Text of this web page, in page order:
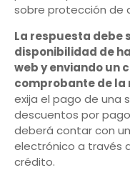
sobre protección de
La respuesta debe
disponibilidad de
web y enviando un
comprobante de la
exija el pago de una
descuentos por
deberá contar con
electrónico a través
crédito.